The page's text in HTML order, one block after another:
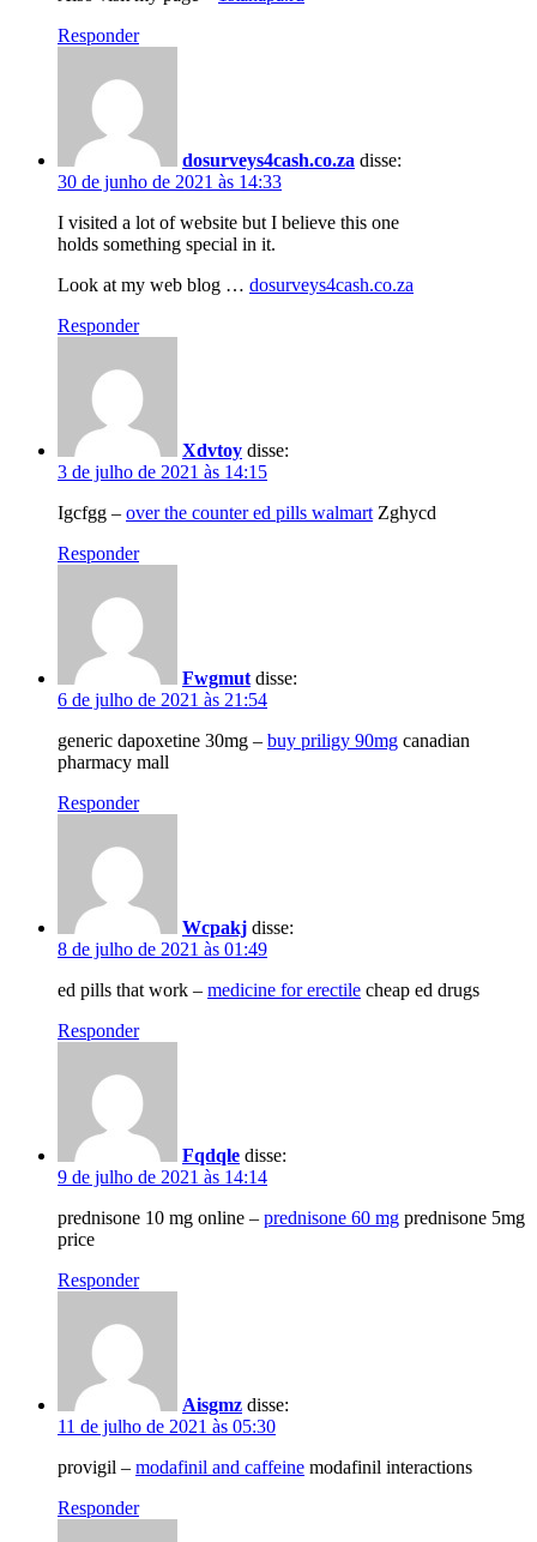
Responder
dosurveys4cash.co.za disse:
30 de junho de 2021 às 14:33
I visited a lot of website but I believe this one
holds something special in it.
Look at my web blog … dosurveys4cash.co.za
Responder
Xdvtoy disse:
3 de julho de 2021 às 14:15
Igcfgg – over the counter ed pills walmart Zghycd
Responder
Fwgmut disse:
6 de julho de 2021 às 21:54
generic dapoxetine 30mg – buy priligy 90mg canadian
pharmacy mall
Responder
Wcpakj disse:
8 de julho de 2021 às 01:49
ed pills that work – medicine for erectile cheap ed drugs
Responder
Fqdqle disse:
9 de julho de 2021 às 14:14
prednisone 10 mg online – prednisone 60 mg prednisone 5mg
price
Responder
Aisgmz disse:
11 de julho de 2021 às 05:30
provigil – modafinil and caffeine modafinil interactions
Responder